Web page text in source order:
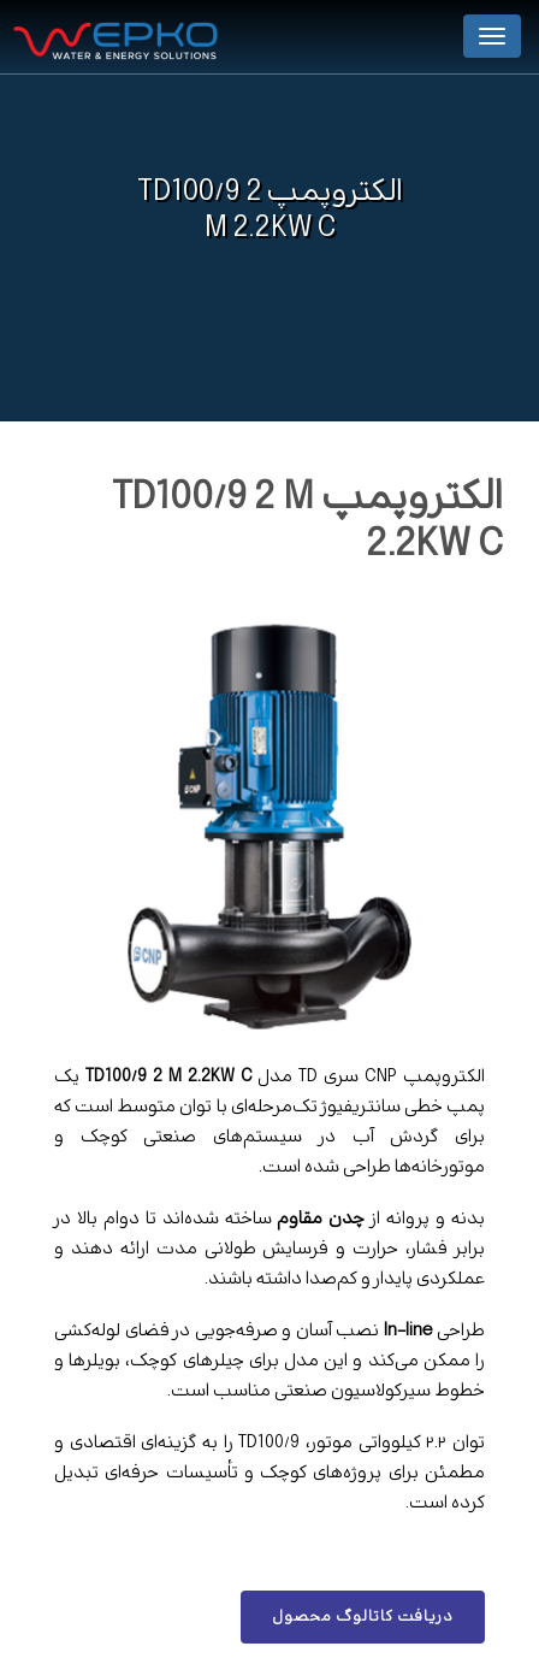
Menu
الکتروپمپ TD100/9 2
M 2.2KW C
الکتروپمپ TD100/9 2 M
2.2KW C
الکتروپمپ CNP سری TD مدل TD100/9 2 M 2.2KW C یک
پمپ خطی سانتریفیوژ تک‌مرحله‌ای با توان متوسط است که
برای گردش آب در سیستم‌های صنعتی کوچک و
موتورخانه‌ها طراحی شده است.
بدنه و پروانه ازچدن مقاومساخته شده‌اند تا دوام بالا در
برابر فشار، حرارت و فرسایش طولانی مدت ارائه دهند و
عملکردی پایدار و کم‌صدا داشته باشند.
طراحیIn-line نصب آسان و صرفه‌جویی در فضای لوله‌کشی
را ممکن می‌کند و این مدل برای چیلرهای کوچک، بویلرها و
خطوط سیرکولاسیون صنعتی مناسب است.
توان ۲.۲ کیلوواتی موتور، TD100/9 را به گزینه‌ای اقتصادی و
مطمئن برای پروژه‌های کوچک و تأسیسات حرفه‌ای تبدیل
کرده است.
دریافت کاتالوگ محصول